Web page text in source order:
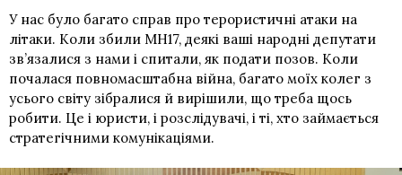
У нас було багато справ про терористичні атаки на
літаки. Коли збили МН17, деякі ваші народні депутати
зв’язалися з нами і спитали, як подати позов. Коли
почалася повномасштабна війна, багато моїх колег з
усього світу зібралися й вирішили, що треба щось
робити. Це і юристи, і розслідувачі, і ті, хто займається
стратегічними комунікаціями.